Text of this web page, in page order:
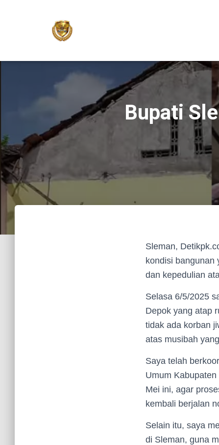
Bupati
Sleman,
kondisi bangunan
dan kepedulian
Selasa 6/5/2025
Depok yang atap
tidak ada korban
atas musibah
Saya telah
Umum
Mei ini, agar
kembali berjalan
Selain itu, saya
di Sleman, guna